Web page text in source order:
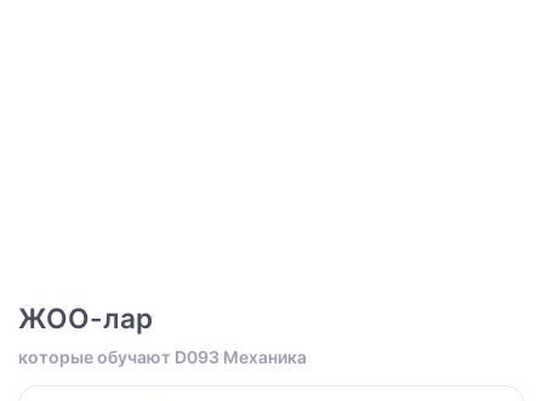
ЖОО-лар
которые обучают D093 Механика